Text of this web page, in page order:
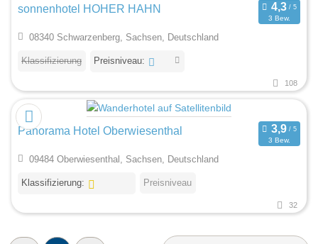
sonnenhotel HOHER HAHN
3 Bew.
08340 Schwarzenberg, Sachsen, Deutschland
Klassifizierung Preisniveau:
108
Panorama Hotel Oberwiesenthal
3 Bew.
09484 Oberwiesenthal, Sachsen, Deutschland
Klassifizierung: Preisniveau
32